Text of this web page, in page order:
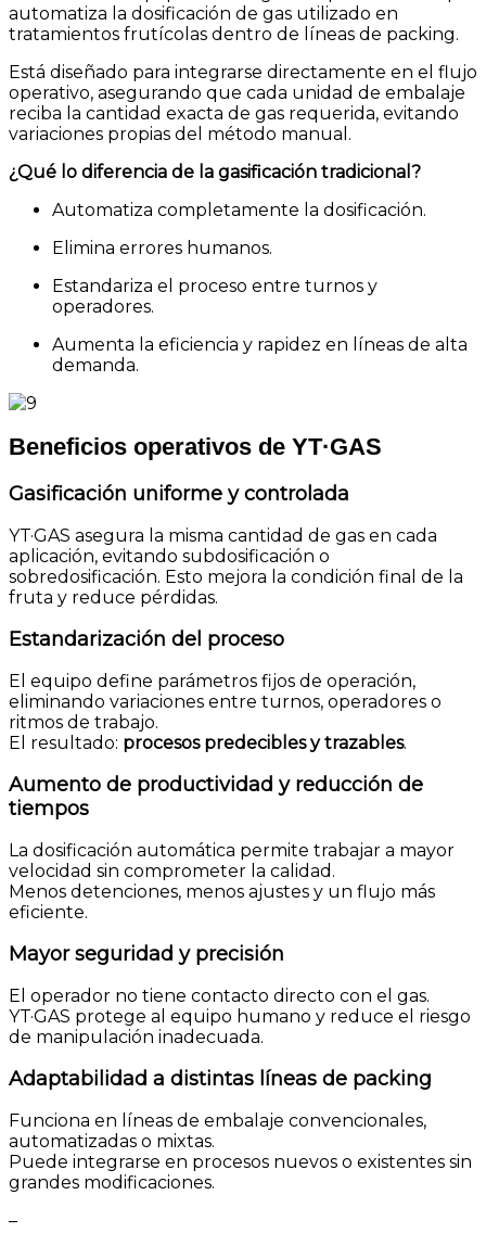
automatiza la dosificación de gas utilizado en
tratamientos frutícolas dentro de líneas de packing.
Está diseñado para integrarse directamente en el flujo
operativo, asegurando que cada unidad de embalaje
reciba la cantidad exacta de gas requerida, evitando
variaciones propias del método manual.
¿Qué lo diferencia de la gasificación tradicional?
Automatiza completamente la dosificación.
Elimina errores humanos.
Estandariza el proceso entre turnos y
operadores.
Aumenta la eficiencia y rapidez en líneas de alta
demanda.
Beneficios operativos de YT·GAS
Gasificación uniforme y controlada
YT·GAS asegura la misma cantidad de gas en cada
aplicación, evitando subdosificación o
sobredosificación. Esto mejora la condición final de la
fruta y reduce pérdidas.
Estandarización del proceso
El equipo define parámetros fijos de operación,
eliminando variaciones entre turnos, operadores o
ritmos de trabajo.
El resultado: procesos predecibles y trazables.
Aumento de productividad y reducción de
tiempos
La dosificación automática permite trabajar a mayor
velocidad sin comprometer la calidad.
Menos detenciones, menos ajustes y un flujo más
eficiente.
Mayor seguridad y precisión
El operador no tiene contacto directo con el gas.
YT·GAS protege al equipo humano y reduce el riesgo
de manipulación inadecuada.
Adaptabilidad a distintas líneas de packing
Funciona en líneas de embalaje convencionales,
automatizadas o mixtas.
Puede integrarse en procesos nuevos o existentes sin
grandes modificaciones.
–